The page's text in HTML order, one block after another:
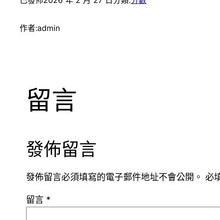
作者:admin
留言
發佈留言
發佈留言必須填寫的電子郵件地址不會公開。 必
留言 *